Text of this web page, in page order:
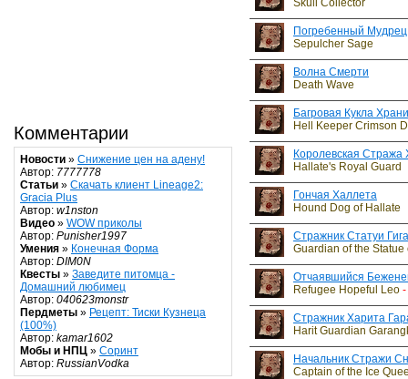
Комментарии
Новости » Снижение цен на адену!
Автор: 7777778
Статьи » Скачать клиент Lineage2:
Gracia Plus
Автор: w1nston
Видео » WOW приколы
Автор: Punisher1997
Умения » Конечная Форма
Автор: DIM0N
Квесты » Заведите питомца -
Домашний любимец
Автор: 040623monstr
Пердметы » Рецепт: Тиски Кузнеца
(100%)
Автор: kamar1602
Мобы и НПЦ » Соринт
Автор: RussianVodka
Skull Collector
Погребенный Мудрец
Sepulcher Sage
Волна Смерти
Death Wave
Багровая Кукла
Hell Keeper Crimson
Королевская Стража
Hallate's Royal Guard
Гончая Халлета
Hound Dog of Hallate
Стражник Статуи
Guardian of the Statue
Отчаявшийся
Refugee Hopeful Leo -
Стражник Харита
Harit Guardian
Начальник Стражи
Captain of the Ice